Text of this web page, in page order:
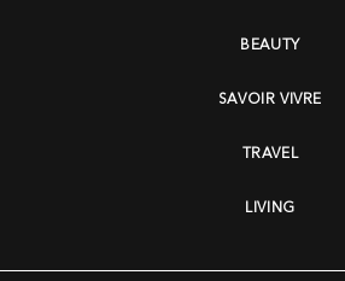
BEAUTY
SAVOIR VIVRE
TRAVEL
LIVING